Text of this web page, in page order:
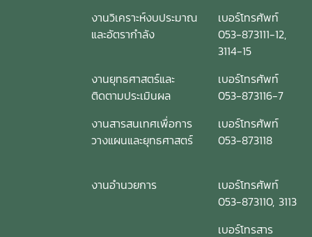
งานวิเคราะห์งบประมาณ
และอัตรากำลัง
เบอร์โทรศัพท์
053-873111-12,
3114-15
งานยุทธศาสตร์และ
ติดตามประเมินผล
เบอร์โทรศัพท์
053-873116-7
งานสารสนเทศเพื่อการ
วางแผนและยุทธศาสตร์
เบอร์โทรศัพท์
053-873118
งานอำนวยการ
เบอร์โทรศัพท์
053-873110, 3113
เบอร์โทรสาร